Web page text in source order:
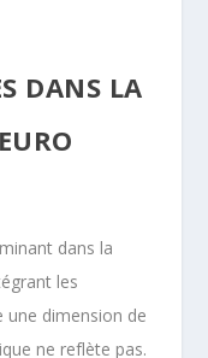
DANS LA
dans la
les
une dimension de
ne reflète pas.